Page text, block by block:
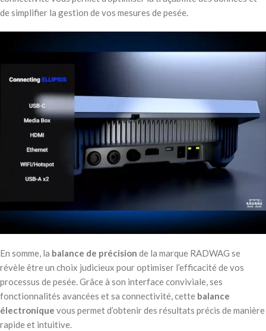
de simplifier la gestion de vos mesures de pesée.
En somme, la balance de précision de la marque RADWAG se
révèle être un choix judicieux pour optimiser l’efficacité de vos
processus de pesée. Grâce à son interface conviviale, ses
fonctionnalités avancées et sa connectivité, cette balance
électronique vous permet d’obtenir des résultats précis de manière
rapide et intuitive.